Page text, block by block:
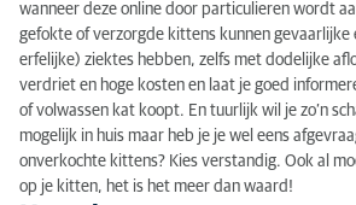
wanneer deze online door particulieren wordt
gefokte of verzorgde kittens kunnen gevaarlijke
erfelijke) ziektes hebben, zelfs met dodelijke
verdriet en hoge kosten en laat je goed
of volwassen kat koopt. En tuurlijk wil je zo’n
mogelijk in huis maar heb je je wel eens
onverkochte kittens? Kies verstandig. Ook al
op je kitten, het is het meer dan waard!